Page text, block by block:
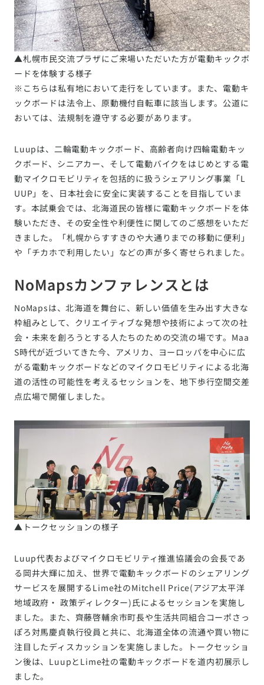
▲札幌市民交流プラザにご来場いただいた方が電動キックボ
ードを体験する様子
※こちらは私有地において走行をしています。また、電動キ
ックボードは法令上、原動機付自転車に該当します。公道に
おいては、法規制を遵守する必要があります。
Luupは、二輪電動キックボード、高齢者向け四輪電動キッ
クボード、シニアカー、そして電動バイクをはじめとする電
動マイクロモビリティを包括的に扱うシェアリング事業「L
UUP」を、日本社会に安全に実装することを目指していま
す。本試乗会では、北海道民の皆様に電動キックボードを体
験いただき、その安全性や利便性に関してのご感想をいただ
きました。「札幌からすすきのや大通りまでの移動に便利」
や「チカホで利用したい」などの声が多く寄せられました。
NoMapsカンファレンスとは
NoMapsは、北海道を舞台に、新しい価値を生み出す大きな
枠組みとして、クリエイティブな発想や技術によって次の社
会・未来を創ろうとする人たちのための交流の場です。Maa
S時代が近づいてきた今、アメリカ、ヨーロッパを中心に広
がる電動キックボードなどのマイクロモビリティによる北海
道の活性の可能性を考えるセッションを、地下歩行空間交差
点広場で開催しました。
▲トークセッションの様子
Luup代表およびマイクロモビリティ推進協議会の会長であ
る岡井大輝に加え、世界で電動キックボードのシェアリング
サービスを展開するLime社のMitchell Price(アジア太平洋
地域政府・ 政策ディレクター)氏によるセッションを実施し
ました。また、齊藤啓輔余市町長や生活共同組合コーポさっ
ぽろ対馬慶貞執行役員と共に、北海道全体の流通や買い物に
注目したディスカッションを実施しました。トークセッショ
ン後は、LuupとLime社の電動キックボードを道内初展示し
ました。